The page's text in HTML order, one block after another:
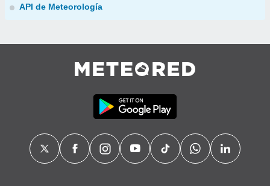
API de Meteorología